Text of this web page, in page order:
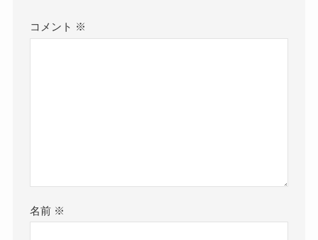
コメント ※
名前 ※